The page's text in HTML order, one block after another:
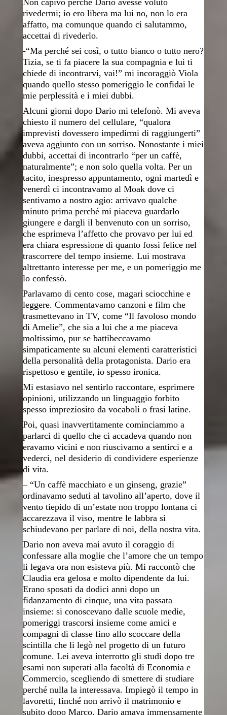
Non capivo perché Dario avesse voluto
rivedermi; io ero libera ma lui no, non lo era
affatto, ma comunque quando ci salutammo,
accettai di rivederlo.
-“Ma perché sei così, o tutto bianco o tutto nero?
Tizia, se ti fa piacere la sua compagnia e lui ti
chiede di incontrarvi, vai!” mi incoraggiò Viola
quando quello stesso pomeriggio le confidai le
mie perplessità e i miei dubbi.
Alcuni giorni dopo Dario mi telefonò. Mi aveva
chiesto il numero del cellulare, “qualora
imprevisti dovessero impedirmi di raggiungerti”
aveva aggiunto con un sorriso. Nonostante i miei
dubbi, accettai di incontrarlo “per un caffè,
naturalmente”; e non solo quella volta. Per un
tacito, inespresso appuntamento, ogni martedì e
venerdì ci incontravamo al Moak dove ci
sentivamo a nostro agio: arrivavo qualche
minuto prima perché mi piaceva guardarlo
giungere e dargli il benvenuto con un sorriso,
che esprimeva l’affetto che provavo per lui ed
era chiara espressione di quanto fossi felice nel
trascorrere del tempo insieme. Lui mostrava
altrettanto interesse per me, e un pomeriggio me
lo confessò.
Parlavamo di cento cose, magari sciocchine e
leggere. Commentavamo canzoni e film che
trasmettevano in TV, come “Il favoloso mondo
di Amelie”, che sia a lui che a me piaceva
moltissimo, pur se battibeccavamo
simpaticamente su alcuni elementi caratteristici
della personalità della protagonista. Dario era
rispettoso e gentile, io spesso ironica.
Mi estasiavo nel sentirlo raccontare, esprimere
opinioni, utilizzando un linguaggio forbito
spesso impreziosito da vocaboli o frasi latine.
Poi, quasi inavvertitamente cominciammo a
parlarci di quello che ci accadeva quando non
eravamo vicini e non riuscivamo a sentirci e a
vederci, nel desiderio di condividere esperienze
di vita.
– “Un caffè macchiato e un ginseng, grazie”
ordinavamo seduti al tavolino all’aperto, dove il
vento tiepido di un’estate non troppo lontana ci
accarezzava il viso, mentre le labbra si
schiudevano per parlare di noi, della nostra vita.
Dario non aveva mai avuto il coraggio di
confessare alla moglie che l’amore che un tempo
li legava ora non esisteva più. Mi raccontò che
Claudia era gelosa e molto dipendente da lui.
Erano sposati da dodici anni dopo un
fidanzamento di cinque, una vita passata
insieme: si conoscevano dalle scuole medie,
pomeriggi trascorsi insieme come amici e
compagni di classe fino allo scoccare della
scintilla che li legò nel progetto di un futuro
comune. Lei aveva interrotto gli studi dopo tre
esami non superati alla facoltà di Economia e
Commercio, scegliendo di smettere di studiare
perché nulla la interessava. Impiegò il tempo in
lavoretti, finché non arrivò il matrimonio e
subito dopo Marco. Dario amava immensamente